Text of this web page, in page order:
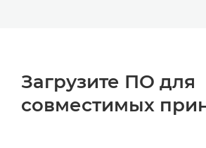
Загрузите ПО для
совместимых